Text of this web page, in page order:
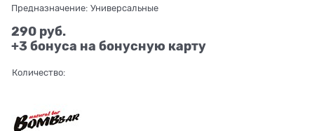
Предназначение: Универсальные
290 руб.
+3 бонуса на бонусную карту
Количество: